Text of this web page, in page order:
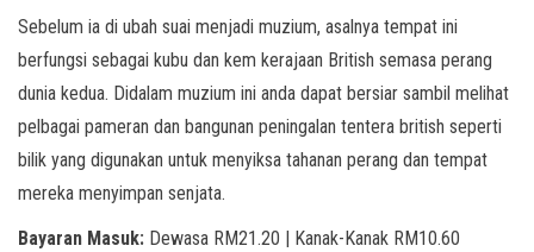
Sebelum ia di ubah suai menjadi muzium, asalnya tempat ini
berfungsi sebagai kubu dan kem kerajaan British semasa perang
dunia kedua. Didalam muzium ini anda dapat bersiar sambil melihat
pelbagai pameran dan bangunan peningalan tentera british seperti
bilik yang digunakan untuk menyiksa tahanan perang dan tempat
mereka menyimpan senjata.
Bayaran Masuk: Dewasa RM21.20 | Kanak-Kanak RM10.60